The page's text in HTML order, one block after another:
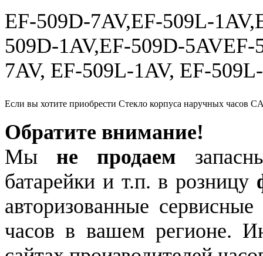
EF-509D-7AV,EF-509L-
509D-1AV,EF-509D-
7AV, EF-509L-1AV, EF-
Если вы хотите приобрести Стекло корпуса наручных часов
Обратите внимание!
Мы не продаем
батарейки и т.п. в розницу
авторизованные
часов в вашем регионе.